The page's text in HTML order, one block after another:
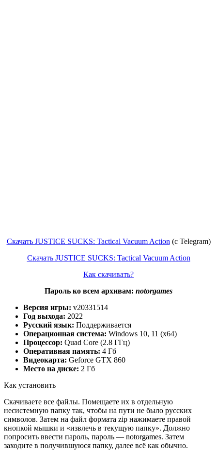
Скачать JUSTICE SUCKS: Tactical Vacuum Action (c Telegram)
Скачать JUSTICE SUCKS: Tactical Vacuum Action
Как скачивать?
Пароль ко всем архивам: notorgames
Версия игры: v20331514
Год выхода: 2022
Русский язык: Поддерживается
Операционная система: Windows 10, 11 (x64)
Процессор: Quad Core (2.8 ГГц)
Оперативная память: 4 Гб
Видеокарта: Geforce GTX 860
Место на диске: 2 Гб
Как установить
Скачиваете все файлы. Помещаете их в отдельную
несистемную папку так, чтобы на пути не было русских
символов. Затем на файл формата zip нажимаете правой
кнопкой мышки и «извлечь в текущую папку». Должно
попросить ввести пароль, пароль — notorgames. Затем
заходите в получившуюся папку, далее всё как обычно.